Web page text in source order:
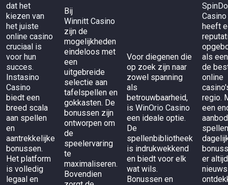
dat het
kiezen van
het juiste
online casino
cruciaal is
voor hun
succes.
Instasino
Casino
biedt een
breed scala
aan spellen
en
aantrekkelijke
bonussen.
Het platform
is volledig
legaal en
Bij
Winnitt Casino
zijn de
mogelijkheden
eindeloos met
een
uitgebreide
selectie aan
tafelspellen en
gokkasten. De
bonussen zijn
ontworpen om
de
speelervaring
te
maximaliseren.
Bovendien
Voor diegenen die
op zoek zijn naar
zowel spanning
als
betrouwbaarheid,
is WinOrio Casino
een ideale optie.
De
spellenbibliotheek
is indrukwekkend
en biedt voor elk
wat wils.
Bonussen en
Casino
heeft
als
de
online
regio.
een
er